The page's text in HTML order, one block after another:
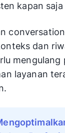
kapan saja
dan
mengulang
layanan